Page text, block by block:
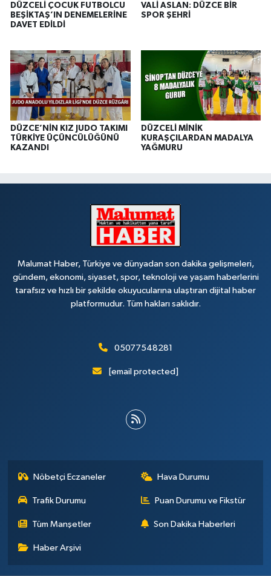
DÜZCELİ ÇOCUK FUTBOLCU
BEŞİKTAŞ’IN DENEMELERİNE
DAVET EDİLDİ
VALİ ASLAN: DÜZCE BİR
SPOR ŞEHRİ
DÜZCE’NİN KIZ JUDO TAKIMI
TÜRKİYE ÜÇÜNCÜLÜĞÜNÜ
KAZANDI
DÜZCELİ MİNİK
KURAŞÇILARDAN MADALYA
YAĞMURU
Malumat Haber, Türkiye ve dünyadan son dakika gelişmeleri,
gündem, ekonomi, siyaset, spor, teknoloji ve yaşam haberlerini
tarafsız ve hızlı bir şekilde okuyucularına ulaştıran dijital haber
platformudur. Tüm hakları saklıdır.
05077548281
[email protected]
Nöbetçi Eczaneler Hava Durumu
Trafik Durumu Puan Durumu ve Fikstür
Tüm Manşetler Son Dakika Haberleri
Haber Arşivi